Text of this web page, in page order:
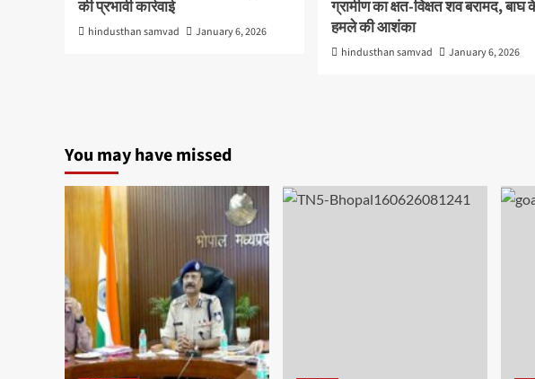
की प्रभावी कार्रवाई
hindusthan samvad January 6, 2026
ग्रामीण का क्षत-विक्षत शव बरामद, बाघ
हमले की आशंका
hindusthan samvad January 6, 2026
You may have missed